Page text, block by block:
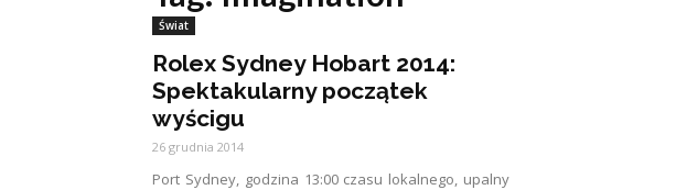
Świat
Rolex Sydney Hobart 2014:
Spektakularny początek
wyścigu
26 grudnia 2014
Port Sydney, godzina 13:00 czasu lokalnego, upalny